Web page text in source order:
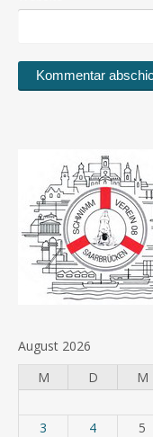
August 2026
M
D M
3
4 5